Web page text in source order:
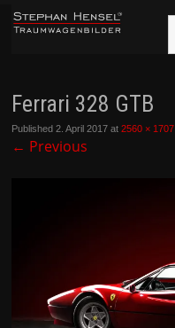
Ferrari 328 GTB
Published2. April 2017 at2560 × 1707
← Previous